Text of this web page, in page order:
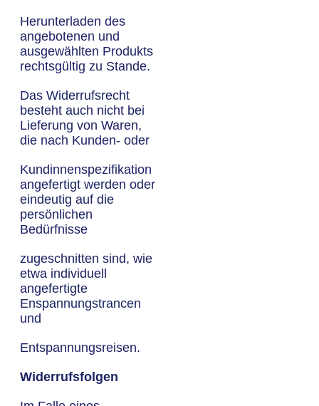
Herunterladen des
angebotenen und
ausgewählten Produkts
rechtsgültig zu Stande.
Das Widerrufsrecht
besteht auch nicht bei
Lieferung von Waren,
die nach Kunden- oder
Kundinnenspezifikation
angefertigt werden oder
eindeutig auf die
persönlichen
Bedürfnisse
zugeschnitten sind, wie
etwa individuell
angefertigte
Enspannungstrancen
und
Entspannungsreisen.
Widerrufsfolgen